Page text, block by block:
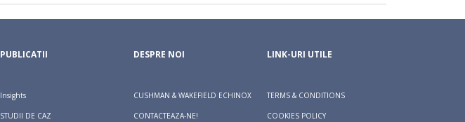
PUBLICATII
Insights
STUDII DE CAZ
DESPRE NOI
CUSHMAN & WAKEFIELD ECHINOX
CONTACTEAZA-NE!
LINK-URI UTILE
TERMS & CONDITIONS
COOKIES POLICY